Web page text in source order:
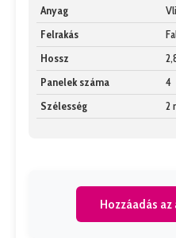
Anyag
Felrakás
Hossz
Panelek száma
4
Szélesség
2
Hozzáadás